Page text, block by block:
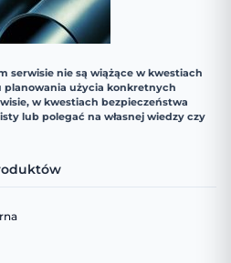
serwisie nie są wiążące w kwestiach
użycia konkretnych
w kwestiach bezpieczeństwa
lub polegać na własnej wiedzy czy